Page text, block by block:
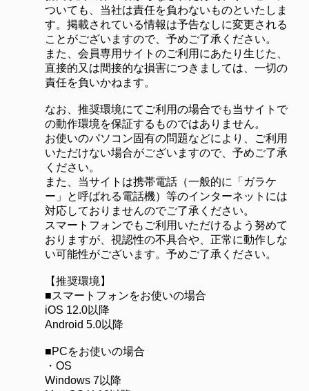
ついても、当社は責任を負わないものといたしま
す。掲載されている情報は予告なしに変更される
ことがございますので、予めご了承ください。
また、会員専用サイトのご利用にあたり生じた、
直接的又は間接的な損害につきましては、一切の
責任を負いかねます。
なお、推奨環境にてご利用の場合でも当サイトで
の動作環境を保証するものではありません。
お使いのパソコン固有の問題などにより、ご利用
いただけない場合がございますので、予めご了承
ください。
また、当サイトは携帯電話（一般的に「ガラケ
ー」と呼ばれる電話機）等のインターネットには
対応しておりませんのでご了承ください。
スマートフォンでもご利用いただけるよう努めて
おりますが、視認性の不具合や、正常に動作しな
い可能性がございます。予めご了承ください。
【推奨環境】
■スマートフォンをお使いの場合
iOS 12.0以降
Android 5.0以降
■PCをお使いの場合
・OS
Windows 7以降